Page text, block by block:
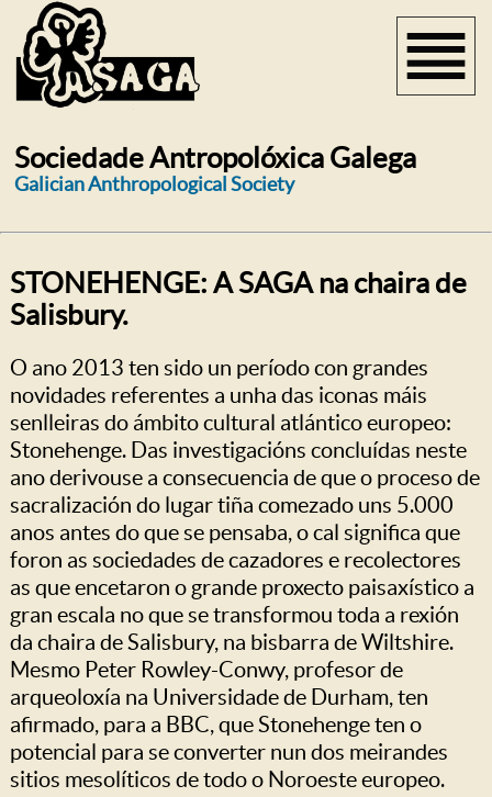
Sociedade Antropolóxica Galega
Galician Anthropological Society
STONEHENGE: A SAGA na chaira de
Salisbury.
O ano 2013 ten sido un período con grandes
novidades referentes a unha das iconas máis
senlleiras do ámbito cultural atlántico europeo:
Stonehenge. Das investigacións concluídas neste
ano derivouse a consecuencia de que o proceso de
sacralización do lugar tiña comezado uns 5.000
anos antes do que se pensaba, o cal significa que
foron as sociedades de cazadores e recolectores
as que encetaron o grande proxecto paisaxístico a
gran escala no que se transformou toda a rexión
da chaira de Salisbury, na bisbarra de Wiltshire.
Mesmo Peter Rowley-Conwy, profesor de
arqueoloxía na Universidade de Durham, ten
afirmado, para a BBC, que Stonehenge ten o
potencial para se converter nun dos meirandes
sitios mesolíticos de todo o Noroeste europeo.